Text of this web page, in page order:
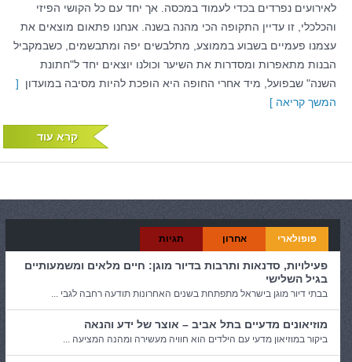
לאירועים נפרדים בכדי לעמוד במכסה. אך יחד עם כל הקושי הפיזי
והכלכלי, זו עדיין התקופה הכי מהנה בשנה. אנחנו פתאום מוצאים את
עצמנו פעמיים בשבוע בממוצע, מתלבשים יפה ומתבשמים, כשבמקביל
הבנות מתאפרות ומסדרות את השיער וכולנו יוצאים יחד ל"חתונת
השנה" שבפועל, מיד אחרי החופה היא הופכת להיות מסיבה במועדון [
המשך קריאה ]
קרא עוד
פופולארי אחרון תגיות
פעילויות, סדנאות ותרבות בדיור מוגן: חיים מלאים ומשמעותיים
בגיל השלישי
בבתי דיור מוגן בישראל מתפתחת בשנים האחרונות תודעה רחבה לגבי ...
מוזיאונים מדעיים בתל אביב – אוצר של ידע והנאה
ביקור במוזיאון מדעי עם הילדים הוא חוויה מעשירה ומהנה המציעה ...